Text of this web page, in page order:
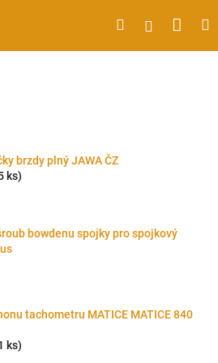
HledatPřihlášení
brzdy plný JAWA ČZ
ks)
bowdenu spojky pro spojkový
tachometru MATICE MATICE 840
ks)